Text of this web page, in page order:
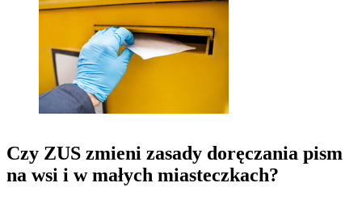
Czy ZUS zmieni zasady doręczania pism
na wsi i w małych miasteczkach?